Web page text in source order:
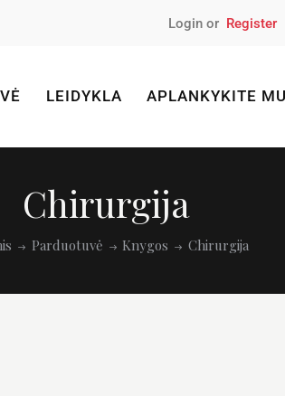
Login or Register
LEIDYKLA APLANKYKITE
Chirurgija
Parduotuvė Knygos Chirurgija